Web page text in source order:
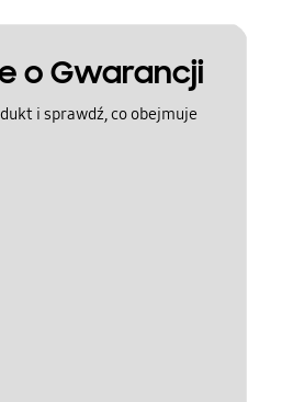
o Gwarancji
i sprawdź, co obejmuje